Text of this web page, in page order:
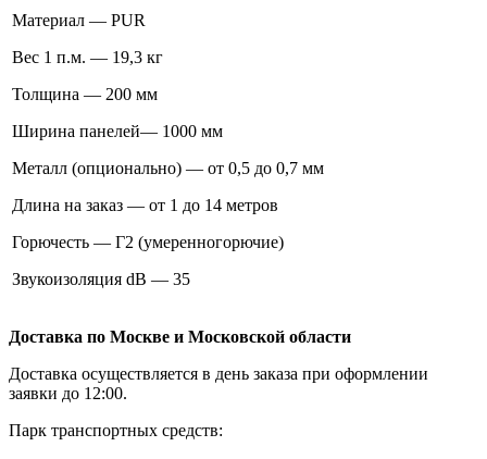
Материал — PUR
Вес 1 п.м. — 19,3 кг
Толщина — 200 мм
Ширина панелей— 1000 мм
Металл (опционально) — от 0,5 до 0,7 мм
Длина на заказ — от 1 до 14 метров
Горючесть — Г2 (умеренногорючие)
Звукоизоляция dB — 35
Доставка по Москве и Московской области
Доставка осуществляется в день заказа при оформлении
заявки до 12:00.
Парк транспортных средств: